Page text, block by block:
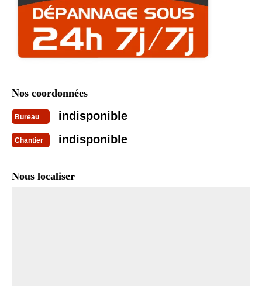
Nos coordonnées
Bureau indisponible
Chantier indisponible
Nous localiser